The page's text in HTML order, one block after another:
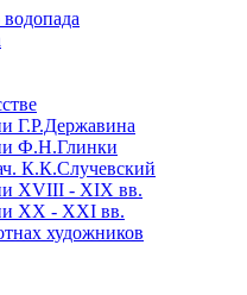
Г.Р.Державина
Ф.Н.Глинки
К.К.Случевский
XVIII - XIX вв.
XX - XXI вв.
художников